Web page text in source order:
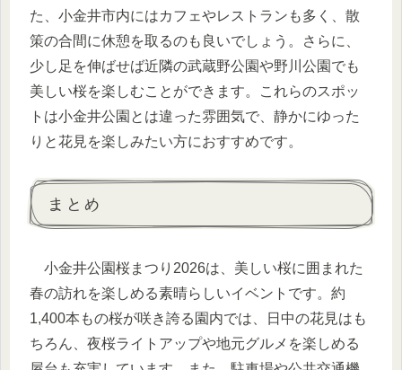
た、小金井市内にはカフェやレストランも多く、散
策の合間に休憩を取るのも良いでしょう。さらに、
少し足を伸ばせば近隣の武蔵野公園や野川公園でも
美しい桜を楽しむことができます。これらのスポッ
トは小金井公園とは違った雰囲気で、静かにゆった
りと花見を楽しみたい方におすすめです。
まとめ
小金井公園桜まつり2026は、美しい桜に囲まれた
春の訪れを楽しめる素晴らしいイベントです。約
1,400本もの桜が咲き誇る園内では、日中の花見はも
ちろん、夜桜ライトアップや地元グルメを楽しめる